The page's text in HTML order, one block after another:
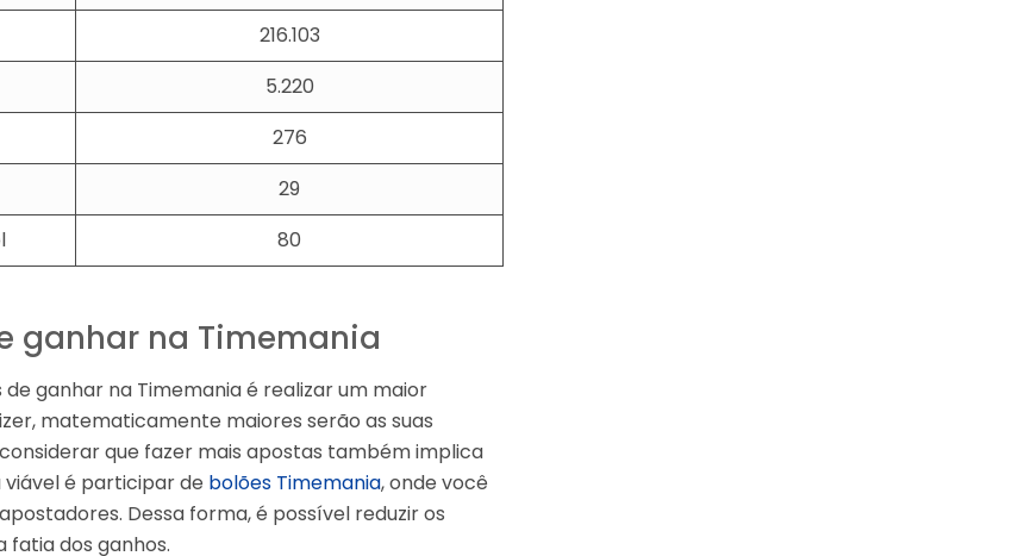
216.103
5.220
276
29
80
ganhar na Timemania
ganhar na Timemania é realizar um maior
matematicamente maiores serão as suas
que fazer mais apostas também implica
é participar de bolões Timemania, onde você
Dessa forma, é possível reduzir os
fatia dos ganhos.